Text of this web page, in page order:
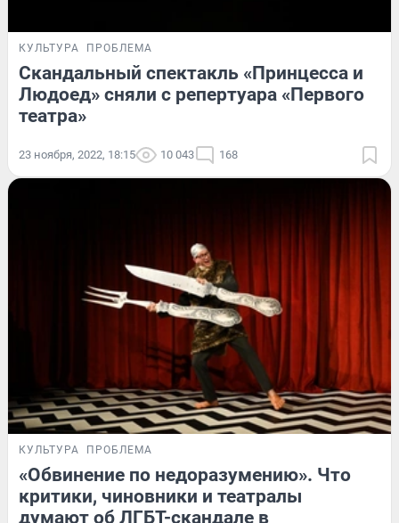
КУЛЬТУРА ПРОБЛЕМА
Скандальный спектакль «Принцесса и
Людоед» сняли с репертуара «Первого
театра»
23 ноября, 2022, 18:15 10 043 168
КУЛЬТУРА ПРОБЛЕМА
«Обвинение по недоразумению». Что
критики, чиновники и театралы
думают об ЛГБТ-скандале в